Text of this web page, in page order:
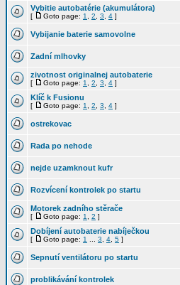
Vybitie autobatérie (akumulátora)
[ Goto page: 1 2 3 4 ]
Vybijanie baterie samovolne
Zadní mlhovky
zivotnost originalnej autobaterie
[ Goto page: 1 2 3 4 ]
Klíč k Fusionu
[ Goto page: 1 2 3 4 ]
ostrekovac
Rada po nehode
nejde uzamknout kufr
Rozvícení kontrolek po startu
Motorek zadního stěrače
[ Goto page: 1 2 ]
Dobíjení autobaterie nabíječkou
[ Goto page: 1 3 4 5 ]
Sepnutí ventilátoru po startu
problikávání kontrolek